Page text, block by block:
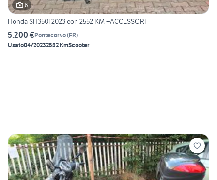
6
Honda SH350i 2023 con 2552 KM +ACCESSORI
5.200 €Pontecorvo(FR)
Usato04/20232552 KmScooter